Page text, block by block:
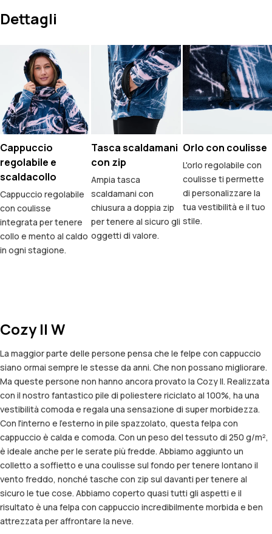
Dettagli
Cappuccio
regolabile e
scaldacollo
Cappuccio regolabile
con coulisse
integrata per tenere
collo e mento al caldo
in ogni stagione.
Tasca scaldamani
con zip
Ampia tasca
scaldamani con
chiusura a doppia zip
per tenere al sicuro gli
oggetti di valore.
Orlo con coulisse
L'orlo regolabile con
coulisse ti permette
di personalizzare la
tua vestibilità e il tuo
stile.
Cozy II W
La maggior parte delle persone pensa che le felpe con cappuccio
siano ormai sempre le stesse da anni. Che non possano migliorare.
Ma queste persone non hanno ancora provato la Cozy II. Realizzata
con il nostro fantastico pile di poliestere riciclato al 100%, ha una
vestibilità comoda e regala una sensazione di super morbidezza.
Con l'interno e l'esterno in pile spazzolato, questa felpa con
cappuccio è calda e comoda. Con un peso del tessuto di 250 g/m²,
è ideale anche per le serate più fredde. Abbiamo aggiunto un
colletto a soffietto e una coulisse sul fondo per tenere lontano il
vento freddo, nonché tasche con zip sul davanti per tenere al
sicuro le tue cose. Abbiamo coperto quasi tutti gli aspetti e il
risultato è una felpa con cappuccio incredibilmente morbida e ben
attrezzata per affrontare la neve.